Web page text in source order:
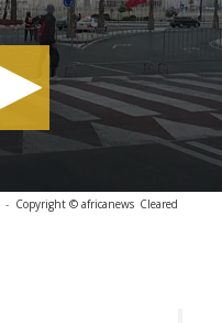
- Copyright © africanews Cleared